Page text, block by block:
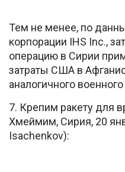
Тем не менее, по
корпорации IHS Inc.,
операцию в Сирии
затраты США в
аналогичного
7. Крепим ракету для
Хмеймим, Сирия, 20
Isachenkov):